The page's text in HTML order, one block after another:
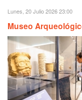
Lunes, 20 Julio 2026 23:00
Museo